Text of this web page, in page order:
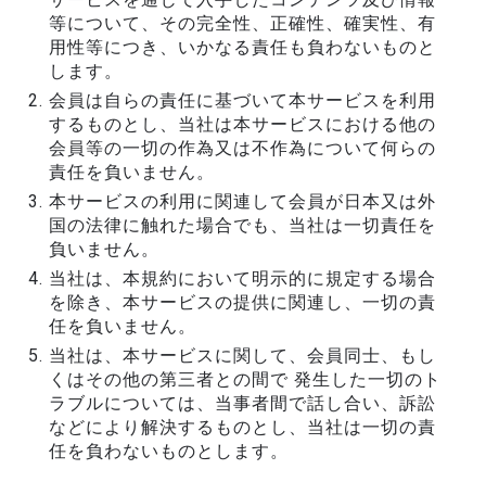
等について、その完全性、正確性、確実性、有
用性等につき、いかなる責任も負わないものと
します。
会員は自らの責任に基づいて本サービスを利用
するものとし、当社は本サービスにおける他の
会員等の一切の作為又は不作為について何らの
責任を負いません。
本サービスの利用に関連して会員が日本又は外
国の法律に触れた場合でも、当社は一切責任を
負いません。
当社は、本規約において明示的に規定する場合
を除き、本サービスの提供に関連し、一切の責
任を負いません。
当社は、本サービスに関して、会員同士、もし
くはその他の第三者との間で 発生した一切のト
ラブルについては、当事者間で話し合い、訴訟
などにより解決するものとし、当社は一切の責
任を負わないものとします。